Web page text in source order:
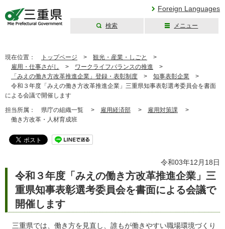
Foreign Languages
検索 メニュー
現在位置： トップページ > 観光・産業・しごと
>
雇用・仕事さがし
> ワークライフバランスの推進 >
「みえの働き方改革推進企業」登録・表彰制度 > 知事表彰企業 >
令和３年度「みえの働き方改革推進企業」三重県知事表彰選考委員会を書面
による会議で開催します
担当所属： 県庁の組織一覧 > 雇用経済部 > 雇用対策課 >
働き方改革・人材育成班
令和03年12月18日
令和３年度「みえの働き方改革推進企業」三
重県知事表彰選考委員会を書面による会議で
開催します
三重県では、働き方を見直し、誰もが働きやすい職場環境づくり